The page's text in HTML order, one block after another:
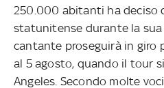
250.000 abitanti ha deciso
statunitense durante la sua
cantante proseguirà in giro
al 5 agosto, quando il tour
Angeles. Secondo molte